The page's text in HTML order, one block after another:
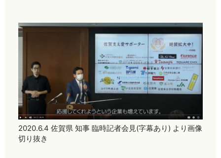
2020.6.4 佐賀県 知事 臨時記者会見(字幕あり) より画像
切り抜き